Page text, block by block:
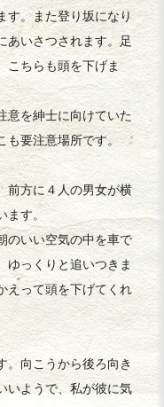
す。また登り坂になり
あいさつされます。足
こちらも頭を下げま
意を紳士に向けていた
も要注意場所です。
方に４人の男女が横
ます。
のいい空気の中を車で
ゆっくりと追いつきま
えって頭を下げてくれ
向こうから後ろ向き
いようで、私が彼に気